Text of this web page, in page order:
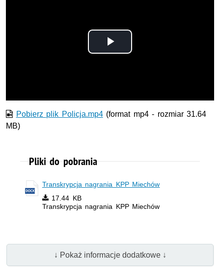
Odtwórz
Pobierz plik Policja.mp4(format mp4 - rozmiar 31.64
MB)
Pliki do pobrania
Transkrypcja nagrania KPP Miechów
17.44 KB
Transkrypcja nagrania KPP Miechów
↓ Pokaż informacje dodatkowe ↓